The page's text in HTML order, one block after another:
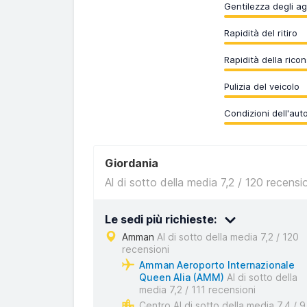
Gentilezza degli
Rapidità del ritiro
Rapidità della
Pulizia del veicolo
Condizioni dell'auto
Giordania
Al di sotto della media 7,2 / 120
Le sedi più richieste:
Amman Al di sotto della media 7,2 / 120
recensioni
Amman Aeroporto Internazionale
Queen Alia (AMM) Al di sotto della
media 7,2 / 111 recensioni